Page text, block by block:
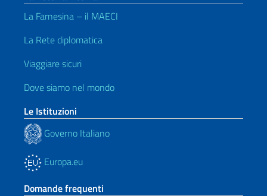
La Farnesina – il MAECI
La Rete diplomatica
Viaggiare sicuri
Dove siamo nel mondo
Le Istituzioni
Governo Italiano
Europa.eu
Domande frequenti